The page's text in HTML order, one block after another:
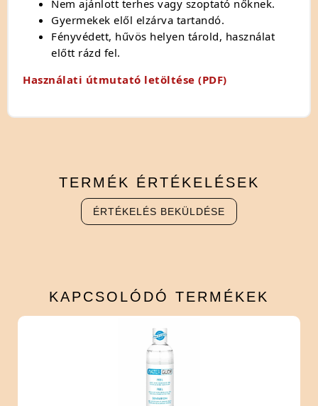
Nem ajánlott terhes vagy szoptató nőknek.
Gyermekek elől elzárva tartandó.
Fényvédett, hűvös helyen tárold, használat
előtt rázd fel.
Használati útmutató letöltése (PDF)
TERMÉK ÉRTÉKELÉSEK
ÉRTÉKELÉS BEKÜLDÉSE
KAPCSOLÓDÓ TERMÉKEK